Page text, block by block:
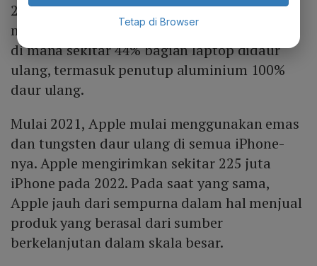
2022. MacBook Air 2020, dengan chip M1
memiliki jumlah bahan daur ulang tertinggi
di mana sekitar 44% bagian laptop didaur
ulang, termasuk penutup aluminium 100%
daur ulang.
Mulai 2021, Apple mulai menggunakan emas
dan tungsten daur ulang di semua iPhone-
nya. Apple mengirimkan sekitar 225 juta
iPhone pada 2022. Pada saat yang sama,
Apple jauh dari sempurna dalam hal menjual
produk yang berasal dari sumber
berkelanjutan dalam skala besar.
Tetap di Browser